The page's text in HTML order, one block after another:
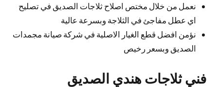
نعمل من خلال مختص اصلاح ثلاجات الصديق في تصليح
اي عطل مفاجئ في الثلاجة وبسرعة عالية
نؤمن افضل قطع الغيار الاصلية في شركة صيانة مجمدات
الصديق وبسعر رخيص
فني ثلاجات هندي الصديق